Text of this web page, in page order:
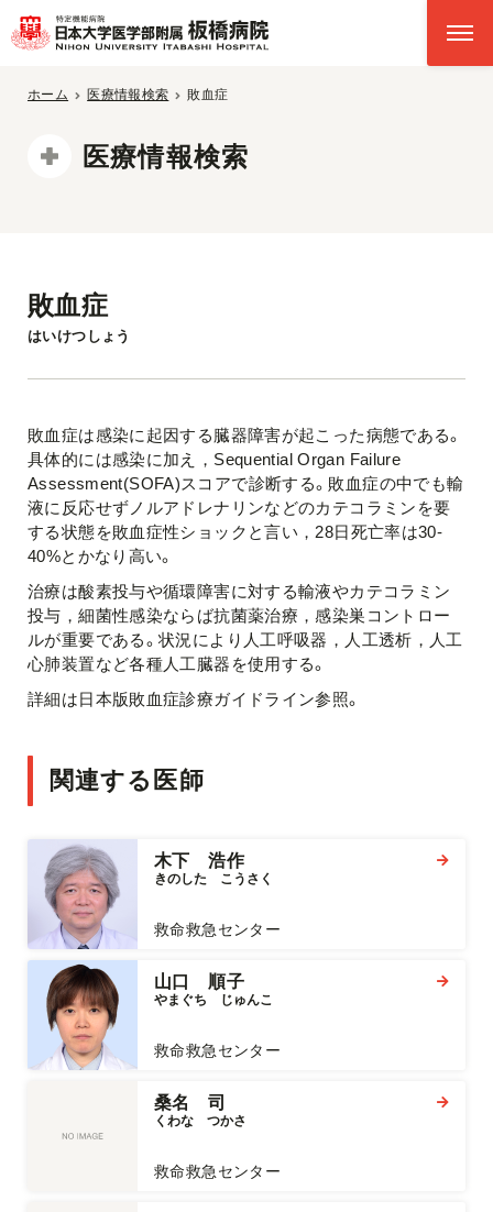
ホーム 医療情報検索 敗血症
医療情報検索
敗血症
はいけつしょう
敗血症は感染に起因する臓器障害が起こった病態である。
具体的には感染に加え，Sequential Organ Failure
Assessment(SOFA)スコアで診断する。敗血症の中でも輸
液に反応せずノルアドレナリンなどのカテコラミンを要
する状態を敗血症性ショックと言い，28日死亡率は30-
40%とかなり高い。
治療は酸素投与や循環障害に対する輸液やカテコラミン
投与，細菌性感染ならば抗菌薬治療，感染巣コントロー
ルが重要である。状況により人工呼吸器，人工透析，人工
心肺装置など各種人工臓器を使用する。
詳細は日本版敗血症診療ガイドライン参照。
関連する医師
木下 浩作
きのした　こうさく
救命救急センター
山口 順子
やまぐち　じゅんこ
救命救急センター
桑名 司
くわな　つかさ
救命救急センター